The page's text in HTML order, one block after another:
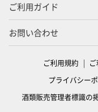
ご利用ガイド
お問い合わせ
ご利用規約
プライバシー
酒類販売管理者標識の